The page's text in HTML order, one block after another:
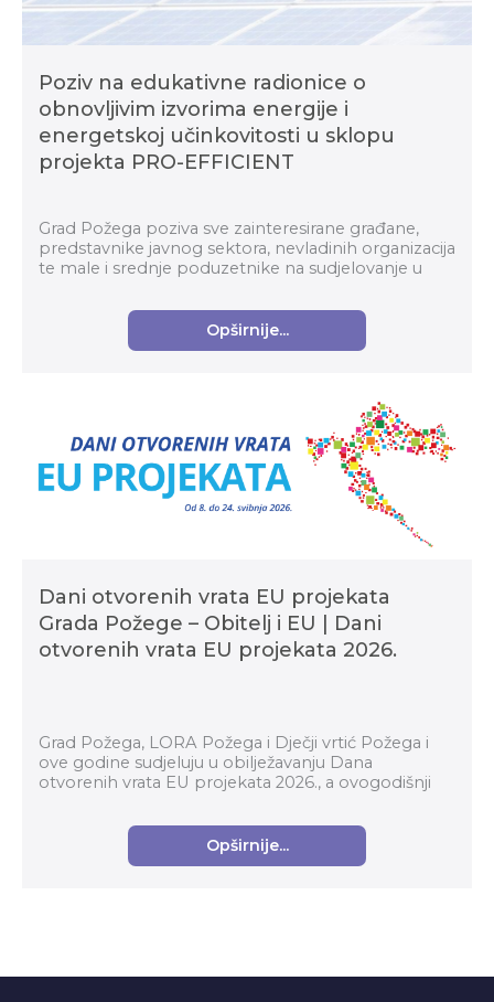
Poziv na edukativne radionice o
obnovljivim izvorima energije i
energetskoj učinkovitosti u sklopu
projekta PRO-EFFICIENT
Grad Požega poziva sve zainteresirane građane,
predstavnike javnog sektora, nevladinih organizacija
te male i srednje poduzetnike na sudjelovanje u
Opširnije...
Dani otvorenih vrata EU projekata
Grada Požege – Obitelj i EU | Dani
otvorenih vrata EU projekata 2026.
Grad Požega, LORA Požega i Dječji vrtić Požega i
ove godine sudjeluju u obilježavanju Dana
otvorenih vrata EU projekata 2026., a ovogodišnji
zajedništvu i ...
Opširnije...